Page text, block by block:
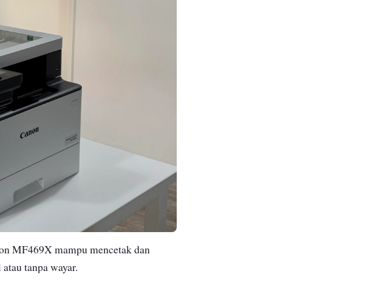
MF469X mampu mencetak dan
tanpa wayar.